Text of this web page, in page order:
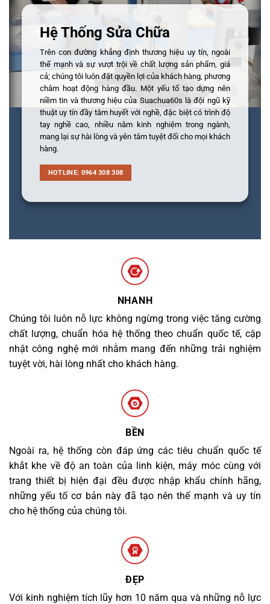
Hệ Thống Sửa Chữa
Trên con đường khẳng định thương hiệu uy tín, ngoài
thế mạnh và sự vượt trội về chất lượng sản phẩm, giá
cả; chúng tôi luôn đặt quyền lợi của khách hàng, phương
châm hoạt động hàng đầu. Một yếu tố tạo dựng nên
niềm tin và thương hiệu của Suachua60s là đội ngũ kỹ
thuật uy tín đầy tâm huyết với nghề, đặc biệt có trình độ
tay nghề cao, nhiều năm kinh nghiệm trong ngành,
mang lại sự hài lòng và yên tâm tuyệt đối cho mọi khách
hàng.
HOTLINE: 0964 308 308
NHANH
Chúng tôi luôn nỗ lực không ngừng trong việc tăng cường
chất lượng, chuẩn hóa hệ thống theo chuẩn quốc tế, cập
nhật công nghệ mới nhằm mang đến những trải nghiệm
tuyệt vời, hài lòng nhất cho khách hàng.
BỀN
Ngoài ra, hệ thống còn đáp ứng các tiêu chuẩn quốc tế
khắt khe về độ an toàn của linh kiện, máy móc cùng với
trang thiết bị hiện đại đều được nhập khẩu chính hãng,
những yếu tố cơ bản này đã tạo nên thế mạnh và uy tín
cho hệ thống của chúng tôi.
ĐẸP
Với kinh nghiệm tích lũy hơn 10 năm qua và những nỗ lực